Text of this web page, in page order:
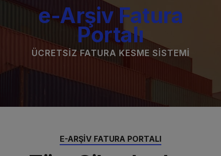
e-Arşiv Fatura
Portalı
ÜCRETSIZ FATURA KESME SISTEMI
E-ARŞIV FATURA PORTALI